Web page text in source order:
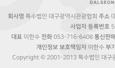
회사명 특수법인 대구광역시관광협회 주소
사업자 등록번호
대표이한수 전화053-716-6408 통신판
개인정보 보호책임자 이한수 부
Copyright © 2001-2013 특수법인 대구